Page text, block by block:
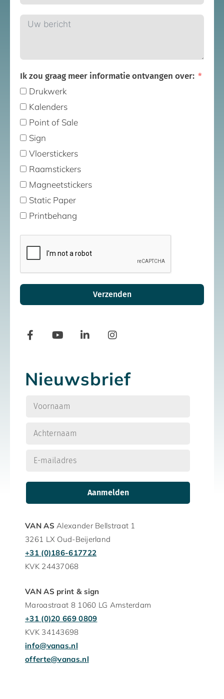
Ik zou graag meer informatie ontvangen over:
Drukwerk
Kalenders
Point of Sale
Sign
Vloerstickers
Raamstickers
Magneetstickers
Static Paper
Printbehang
Verzenden
Nieuwsbrief
VAN AS Alexander Bellstraat 1
3261 LX Oud-Beijerland
+31 (0)186-617722
KVK 24437068
VAN AS print & sign
Maroastraat 8 1060 LG Amsterdam
+31 (0)20 669 0809
KVK 34143698
info@vanas.nl
offerte@vanas.nl